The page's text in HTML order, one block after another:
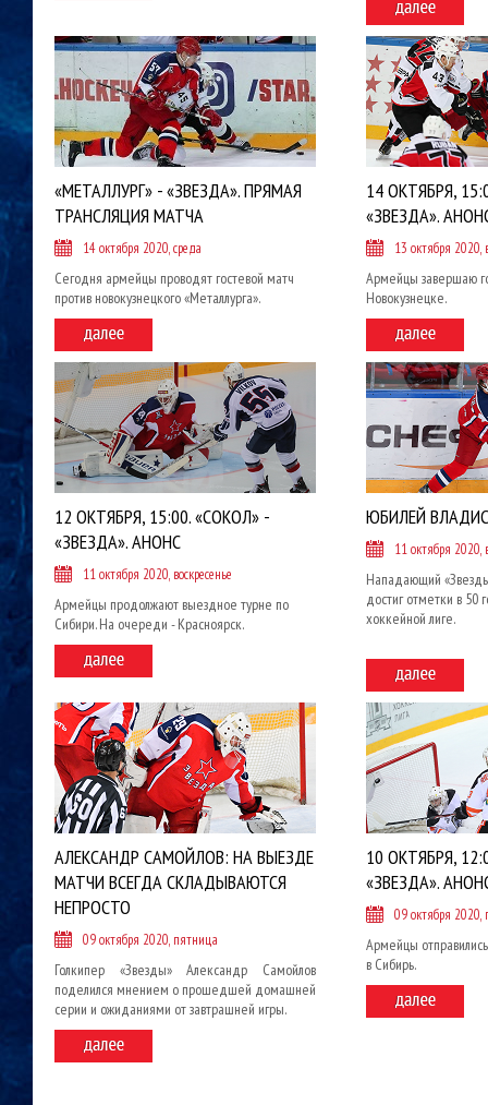
«МЕТАЛЛУРГ» - «ЗВЕЗДА». ПРЯМАЯ
ТРАНСЛЯЦИЯ МАТЧА
14 октября 2020, среда
Сегодня армейцы проводят гостевой матч
против новокузнецкого «Металлурга».
14 ОКТЯБРЯ,
«ЗВЕЗДА».
13 октября 2020,
Армейцы завершаю
Новокузнецке.
12 ОКТЯБРЯ, 15:00. «СОКОЛ» -
«ЗВЕЗДА». АНОНС
11 октября 2020, воскресенье
Армейцы продолжают выездное турне по
Сибири. На очереди - Красноярск.
ЮБИЛЕЙ
11 октября 2020,
Нападающий
достиг отметки в 50
хоккейной лиге.
АЛЕКСАНДР САМОЙЛОВ: НА ВЫЕЗДЕ
МАТЧИ ВСЕГДА СКЛАДЫВАЮТСЯ
НЕПРОСТО
09 октября 2020, пятница
Голкипер «Звезды» Александр Самойлов
поделился мнением о прошедшей домашней
серии и ожиданиями от завтрашней игры.
10 ОКТЯБРЯ,
«ЗВЕЗДА».
09 октября 2020,
Армейцы
в Сибирь.